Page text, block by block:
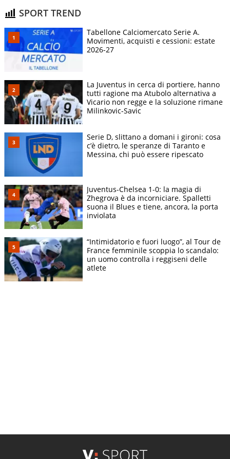
SPORT TREND
Tabellone Calciomercato Serie A.
Movimenti, acquisti e cessioni: estate
2026-27
La Juventus in cerca di portiere, hanno
tutti ragione ma Atubolo alternativa a
Vicario non regge e la soluzione rimane
Milinkovic-Savic
Serie D, slittano a domani i gironi: cosa
c’è dietro, le speranze di Taranto e
Messina, chi può essere ripescato
Juventus-Chelsea 1-0: la magia di
Zhegrova è da incorniciare. Spalletti
suona il Blues e tiene, ancora, la porta
inviolata
“Intimidatorio e fuori luogo”, al Tour de
France femminile scoppia lo scandalo:
un uomo controlla i reggiseni delle
atlete